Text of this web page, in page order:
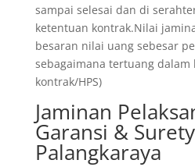
sampai selesai dan di
ketentuan kontrak.Nilai
besaran nilai uang sebesar
sebagaimana tertuang dalam
kontrak/HPS)
Jaminan
Garansi &
Palangkaraya